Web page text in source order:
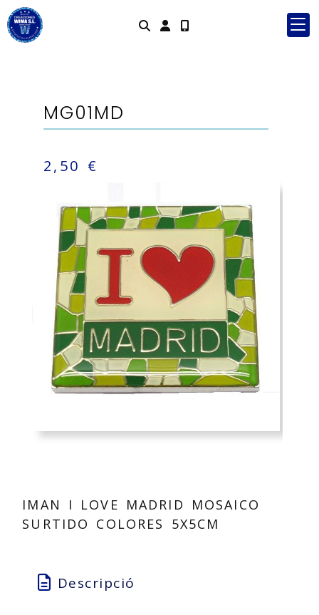
Identifícat
MG01MD
2,50 €
IMAN I LOVE MADRID MOSAICO
SURTIDO COLORES 5X5CM
Descripció